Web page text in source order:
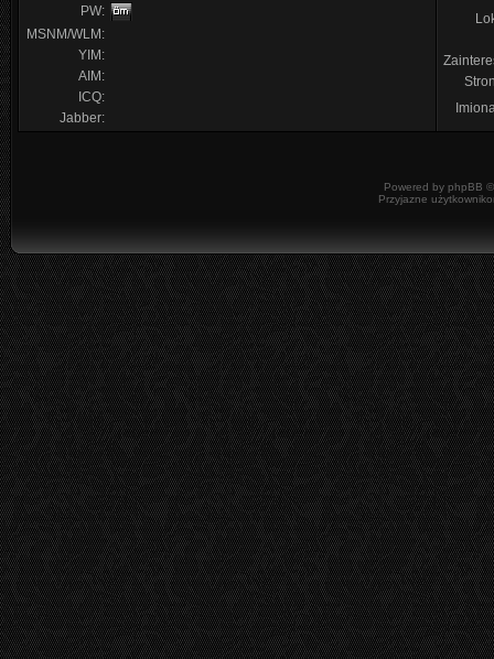
PW:
MSNM/WLM:
YIM:
AIM:
ICQ:
Jabber:
Powered by phpBB
Przyjazne